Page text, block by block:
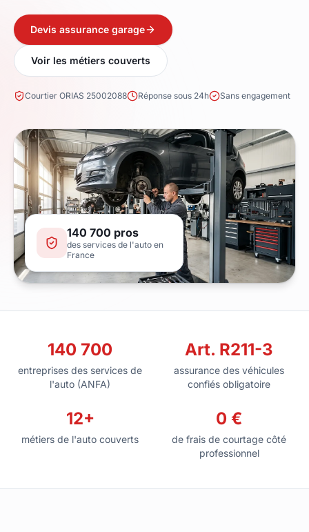
Devis assurance garage
Voir les métiers couverts
Courtier ORIAS 25002088 Réponse sous 24h Sans engagement
140 700 pros
des services de l'auto en
France
140 700
entreprises des services de
l'auto (ANFA)
Art. R211-3
assurance des véhicules
confiés obligatoire
12+
métiers de l'auto couverts
0 €
de frais de courtage côté
professionnel